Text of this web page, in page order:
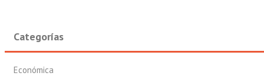
Categorías
Económica